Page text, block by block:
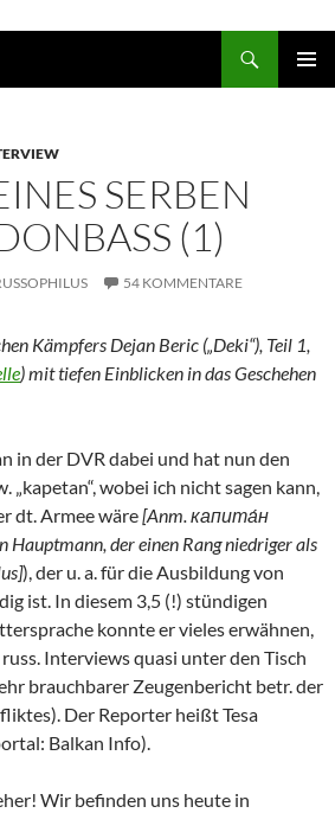
SERBEN
(1)
54 KOMMENTARE
Kämpfers Dejan Beric („Deki“), Teil 1,
) mit tiefen Einblicken in das Geschehen
in der DVR dabei und hat nun den
„kapetan“, wobei ich nicht sagen kann,
dt. Armee wäre[Anm. капита́н
Hauptmann, der einen Rang niedriger als
), der u. a. für die Ausbildung von
ist. In diesem 3,5 (!) stündigen
konnte er vieles erwähnen,
Interviews quasi unter den Tisch
brauchbarer Zeugenbericht betr. der
Der Reporter heißt Tesa
Balkan Info).
Wir befinden uns heute in